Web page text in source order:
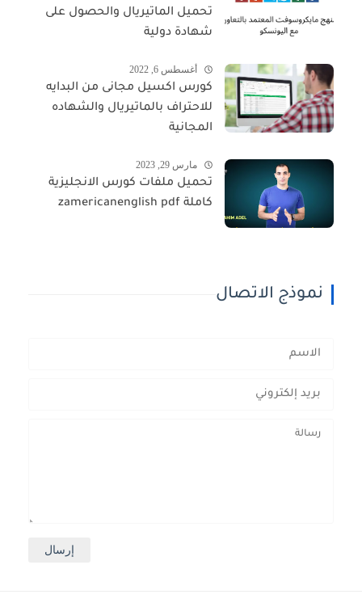
تحميل الماتيريال والحصول على
شهادة دولية
أغسطس 6, 2022
كورس اكسيل مجانى من البدايه
للاحتراف بالماتيريال والشهاده
المجانية
مارس 29, 2023
تحميل ملفات كورس الانجليزية
كاملة zamericanenglish pdf
نموذج الاتصال